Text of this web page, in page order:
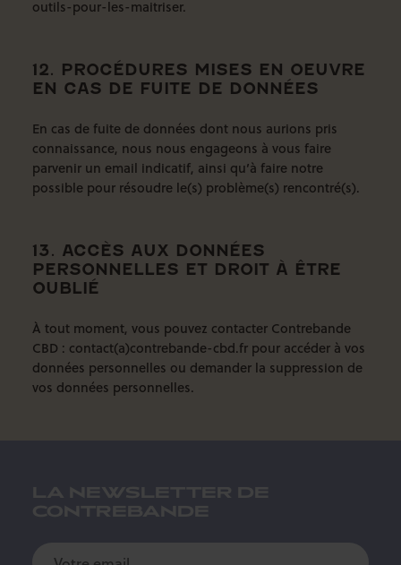
outils-pour-les-maitriser.
12. PROCÉDURES MISES EN OEUVRE
EN CAS DE FUITE DE DONNÉES
En cas de fuite de données dont nous aurions pris
connaissance, nous nous engageons à vous faire
parvenir un email indicatif, ainsi qu’à faire notre
possible pour résoudre le(s) problème(s) rencontré(s).
13. ACCÈS AUX DONNÉES
PERSONNELLES ET DROIT À ÊTRE
OUBLIÉ
À tout moment, vous pouvez contacter Contrebande
CBD : contact(a)contrebande-cbd.fr pour accéder à vos
données personnelles ou demander la suppression de
vos données personnelles.